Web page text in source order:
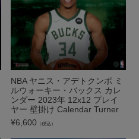
NBA ヤニス・アデトクンボ ミ
ルウォーキー・バックス カレ
ンダー 2023年 12x12 プレイ
ヤー 壁掛け Calendar Turner
¥6,600 （税込）